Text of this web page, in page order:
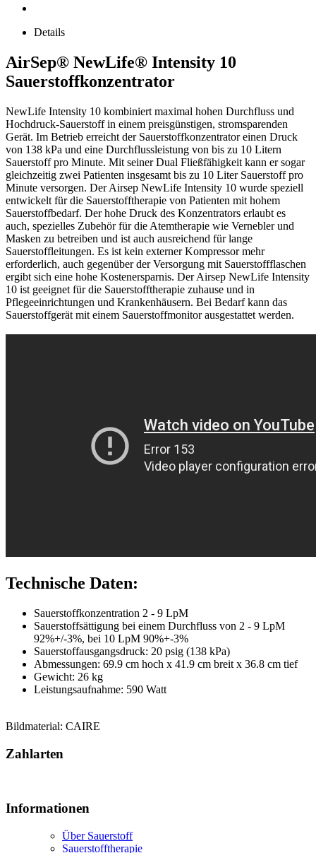
Details
AirSep® NewLife® Intensity 10
Sauerstoffkonzentrator
NewLife Intensity 10 kombiniert maximal hohen Durchfluss und
Hochdruck-Sauerstoff in einem preisgünstigen, stromsparenden
Gerät. Im Betrieb erreicht der Sauerstoffkonzentrator einen Druck
von 138 kPa und eine Durchflussleistung von bis zu 10 Litern
Sauerstoff pro Minute. Mit seiner Dual Fließfähigkeit kann er sogar
gleichzeitig zwei Patienten insgesamt bis zu 10 Liter Sauerstoff pro
Minute versorgen. Der Airsep NewLife Intensity 10 wurde speziell
entwickelt für die Sauerstofftherapie von Patienten mit hohem
Sauerstoffbedarf. Der hohe Druck des Konzentrators erlaubt es
auch, spezielles Zubehör für die Atemtherapie wie Vernebler und
Masken zu betreiben und ist auch ausreichend für lange
Sauerstoffleitungen. Es ist kein externer Kompressor mehr
erforderlich, auch gegenüber der Versorgung mit Sauerstoffflaschen
ergibt sich eine hohe Kostenersparnis. Der Airsep NewLife Intensity
10 ist geeignet für die Sauerstofftherapie zuhause und in
Pflegeeinrichtungen und Krankenhäusern. Bei Bedarf kann das
Sauerstoffgerät mit einem Sauerstoffmonitor ausgestattet werden.
Technische Daten:
Sauerstoffkonzentration 2 - 9 LpM
Sauerstoffsättigung bei einem Durchfluss von 2 - 9 LpM
92%+/-3%, bei 10 LpM 90%+-3%
Sauerstoffausgangsdruck: 20 psig (138 kPa)
Abmessungen: 69.9 cm hoch x 41.9 cm breit x 36.8 cm tief
Gewicht: 26 kg
Leistungsaufnahme: 590 Watt
Bildmaterial: CAIRE
Zahlarten
Informationen
Über Sauerstoff
Sauerstofftherapie